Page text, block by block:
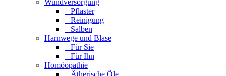
Wundversorgung
– Pflaster
– Reinigung
– Salben
Harnwege und Blase
– Für Sie
– Für Ihn
Homöopathie
– Ätherische Öle